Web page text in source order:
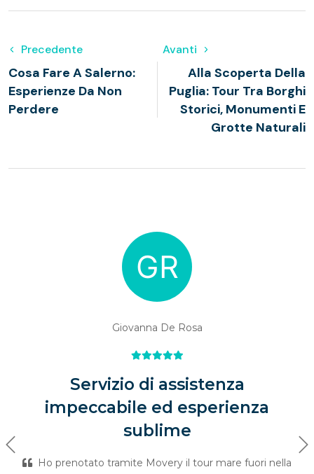
Precedente
Cosa Fare A Salerno:
Esperienze Da Non
Perdere
Avanti
Alla Scoperta Della
Puglia: Tour Tra Borghi
Storici, Monumenti E
Grotte Naturali
Giovanna De Rosa
Servizio di assistenza
impeccabile ed esperienza
sublime
Ho prenotato tramite Movery il tour mare fuori nella
Previous